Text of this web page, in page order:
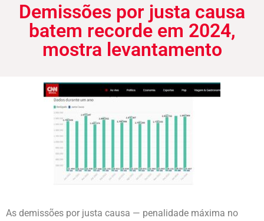
Demissões por justa causa
batem recorde em 2024,
mostra levantamento
As demissões por justa causa — penalidade máxima no